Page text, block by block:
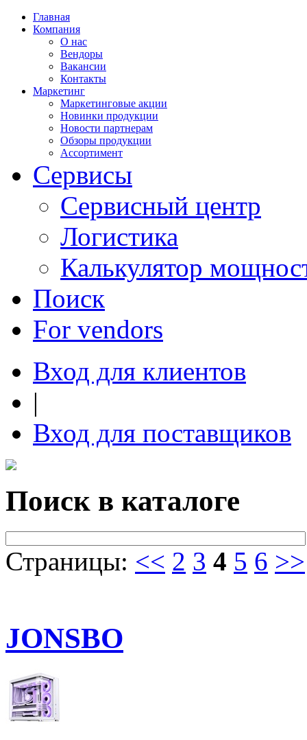
Главная
Компания
О нас
Вендоры
Вакансии
Контакты
Маркетинг
Маркетинговые акции
Новинки продукции
Новости партнерам
Обзоры продукции
Ассортимент
Сервисы
Сервисный центр
Логистика
Калькулятор
Поиск
For vendors
Вход для клиентов
|
Вход для поставщиков
Поиск в каталоге
Страницы: << 2 3 4 5 6 >>
JONSBO